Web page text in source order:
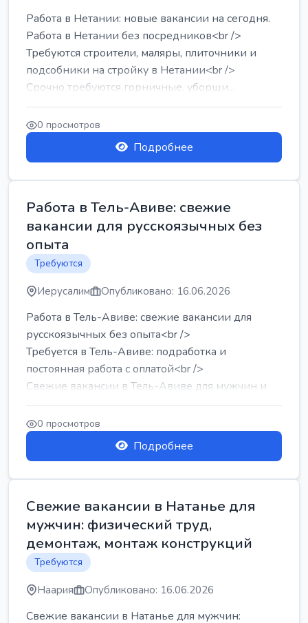
Работа в Нетании: новые вакансии на сегодня.
Работа в Нетании без посредников<br />
Требуются строители, маляры, плиточники и
подсобники на стройку в Нетании<br />
Срочно требуются горничные, уборщи...
0 просмотров
Подробнее
Работа в Тель-Авиве: свежие
вакансии для русскоязычных без
опыта
Требуются
Иерусалим Опубликовано: 16.06.2026
Работа в Тель-Авиве: свежие вакансии для
русскоязычных без опыта<br />
Требуется в Тель-Авиве: подработка и
постоянная работа с оплатой<br />
Свежие вакансии в Тель-Авиве для мужчин и
женщин от хозя...
0 просмотров
Подробнее
Свежие вакансии в Натанье для
мужчин: физический труд,
демонтаж, монтаж конструкций
Требуются
Наария Опубликовано: 16.06.2026
Свежие вакансии в Натанье для мужчин: